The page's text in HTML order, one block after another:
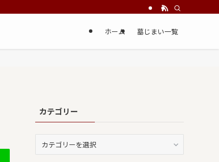
ホーム 墓じまい一覧
カテゴリー
テ